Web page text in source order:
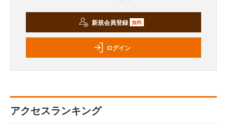
新規会員登録 無料
ログイン
アクセスランキング